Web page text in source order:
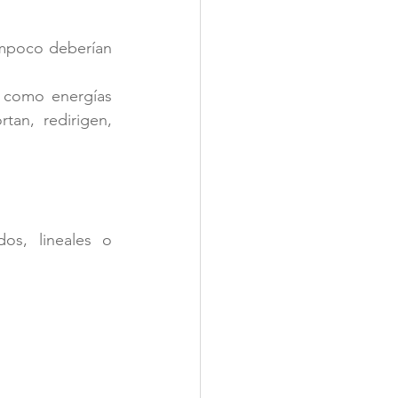
deberían
energías
redirigen,
lineales o